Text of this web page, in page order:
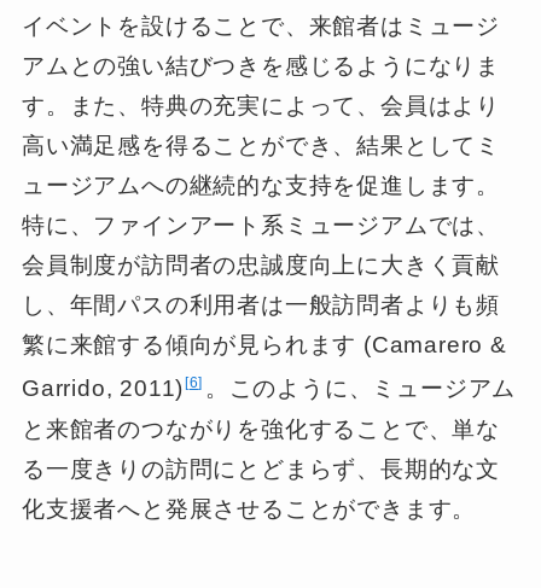
イベントを設けることで、来館者はミュージ
アムとの強い結びつきを感じるようになりま
す。また、特典の充実によって、会員はより
高い満足感を得ることができ、結果としてミ
ュージアムへの継続的な支持を促進します。
特に、ファインアート系ミュージアムでは、
会員制度が訪問者の忠誠度向上に大きく貢献
し、年間パスの利用者は一般訪問者よりも頻
繁に来館する傾向が見られます (Camarero &
Garrido, 2011) 6 。このように、ミュージアム
と来館者のつながりを強化することで、単な
る一度きりの訪問にとどまらず、長期的な文
化支援者へと発展させることができます。